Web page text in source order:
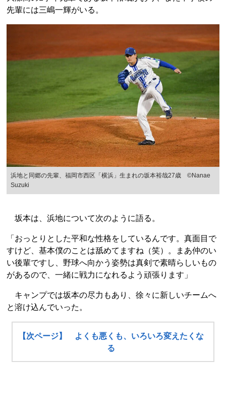
先輩には三嶋一輝がいる。
浜地と同郷の先輩、福岡市西区「横浜」生まれの坂本裕哉27歳 ©Nanae
Suzuki
坂本は、浜地について次のように語る。
「おっとりとした平和な性格をしているんです。真面目で
すけど、基本僕のことは舐めてますね（笑）。まあ仲のい
い後輩ですし、野球へ向かう姿勢は真剣で素晴らしいもの
があるので、一緒に戦力になれるよう頑張ります」
キャンプでは坂本の尽力もあり、徐々に新しいチームへ
と溶け込んでいった。
【次ページ】 よくも悪くも、いろいろ変えたくな
る